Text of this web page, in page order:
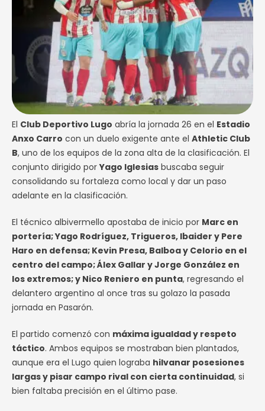
El Club Deportivo Lugo abría la jornada 26 en el Estadio
Anxo Carro con un duelo exigente ante el Athletic Club
B, uno de los equipos de la zona alta de la clasificación. El
conjunto dirigido porYago Iglesias buscaba seguir
consolidando su fortaleza como local y dar un paso
adelante en la clasificación.
El técnico albivermello apostaba de inicio por Marc en
portería; Yago Rodríguez, Trigueros, Ibaider y Pere
Haro en defensa; Kevin Presa, Balboa y Celorio en el
centro del campo; Álex Gallar y Jorge González en
los extremos; y Nico Reniero en punta, regresando el
delantero argentino al once tras su golazo la pasada
jornada en Pasarón.
El partido comenzó con máxima igualdad y respeto
táctico. Ambos equipos se mostraban bien plantados,
aunque era el Lugo quien lograba hilvanar posesiones
largas y pisar campo rival con cierta continuidad, si
bien faltaba precisión en el último pase.